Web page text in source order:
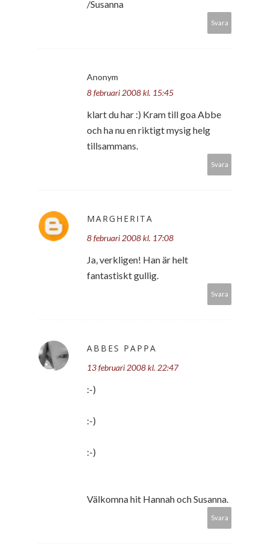
/Susanna
Svara
Anonym
8 februari 2008 kl. 15:45
klart du har :) Kram till goa Abbe
och ha nu en riktigt mysig helg
tillsammans.
Svara
MARGHERITA
8 februari 2008 kl. 17:08
Ja, verkligen! Han är helt
fantastiskt gullig.
Svara
ABBES PAPPA
13 februari 2008 kl. 22:47
:-)
:-)
:-)
Välkomna hit Hannah och Susanna.
Svara